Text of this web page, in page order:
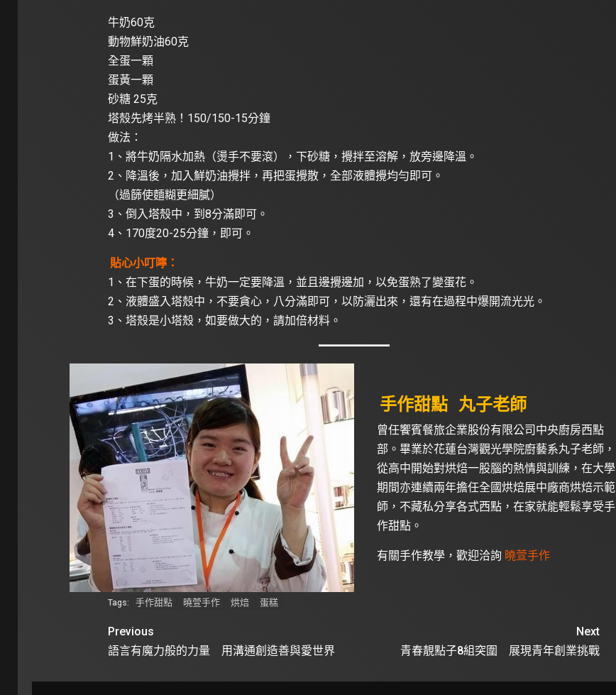
牛奶60克
動物鮮奶油60克
全蛋一顆
蛋黃一顆
砂糖 25克
塔殼先烤半熟！150/150-15分鐘
做法：
1、將牛奶隔水加熱（燙手不要滾），下砂糖，攪拌至溶解，放旁邊降溫。
2、降溫後，加入鮮奶油攪拌，再把蛋攪散，全部液體攪均勻即可。
（過篩使麵糊更細膩）
3、倒入塔殼中，到8分滿即可。
4、170度20-25分鐘，即可。
貼心小叮嚀：
1、在下蛋的時候，牛奶一定要降溫，並且邊攪邊加，以免蛋熟了變蛋花。
2、液體盛入塔殼中，不要貪心，八分滿即可，以防灑出來，還有在過程中爆開流光光。
3、塔殼是小塔殼，如要做大的，請加倍材料。
手作甜點 丸子老師
曾任饗賓餐旅企業股份有限公司中央廚房西點
部。畢業於花蓮台灣觀光學院廚藝系丸子老師，
從高中開始對烘焙一股腦的熱情與訓練，在大學
期間亦連續兩年擔任全國烘焙展中廠商烘焙示範
師，不藏私分享各式西點，在家就能輕鬆享受手
作甜點。
有關手作教學，歡迎洽詢 曉萱手作
Tags: 手作甜點 曉萱手作 烘焙 蛋糕
Previous
語言有魔力般的力量 用溝通創造善與愛世界
Next
青春靚點子8組突圍 展現青年創業挑戰